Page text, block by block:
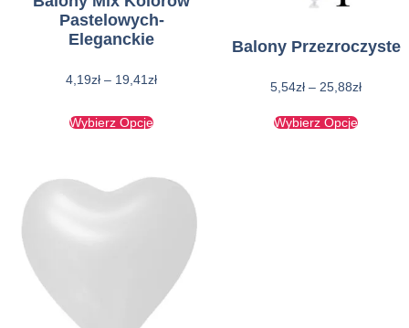
Pastelowych-
Eleganckie
4,19zł – 19,41zł
Wybierz Opcje
Balony Przezroczyste
5,54zł – 25,88zł
Wybierz Opcje